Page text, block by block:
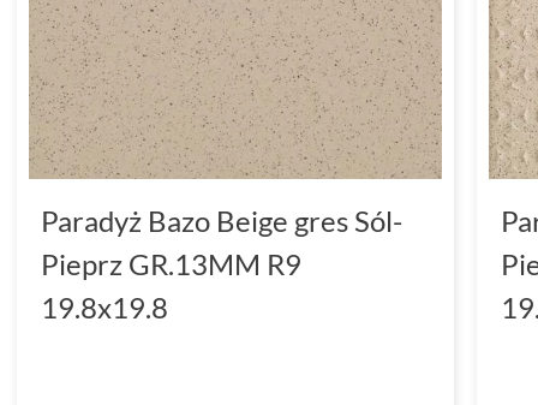
Paradyż Bazo Beige gres Sól-
Pieprz GR.13MM R9
19.8x19.8